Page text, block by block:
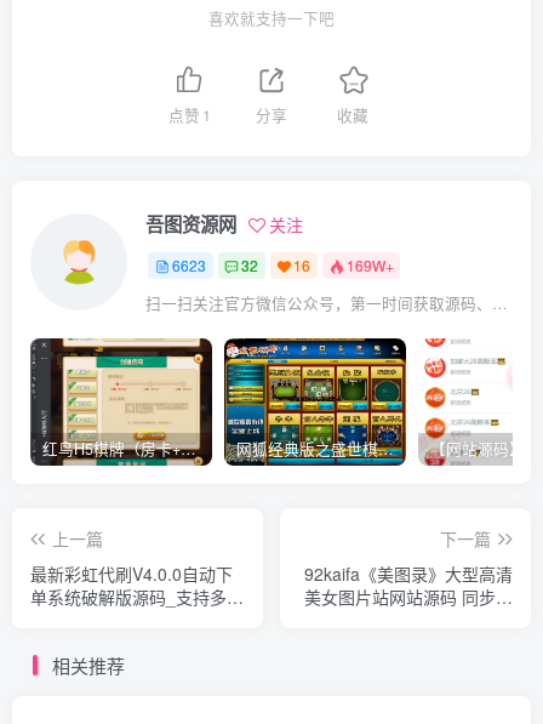
喜欢就支持一下吧
点赞 1 分享 收藏
吾图资源网 关注
6623 32 16 169W+
扫一扫关注官方微信公众号，第一时间获取源码、网赚项目资源教程，自媒体等知识干货，让互联网创业赚钱更简单。
红鸟H5棋牌（房卡+金币）全套双模式游戏源码 网狐经典版之盛世棋牌完整游戏源码（包含文档、架设教程、网站、源代码等）
上一篇
最新彩虹代刷V4.0.0自动下
单系统破解版源码_支持多套
下一篇
92kaifa《美图录》大型高清
美女图片站网站源码 同步刷
相关推荐